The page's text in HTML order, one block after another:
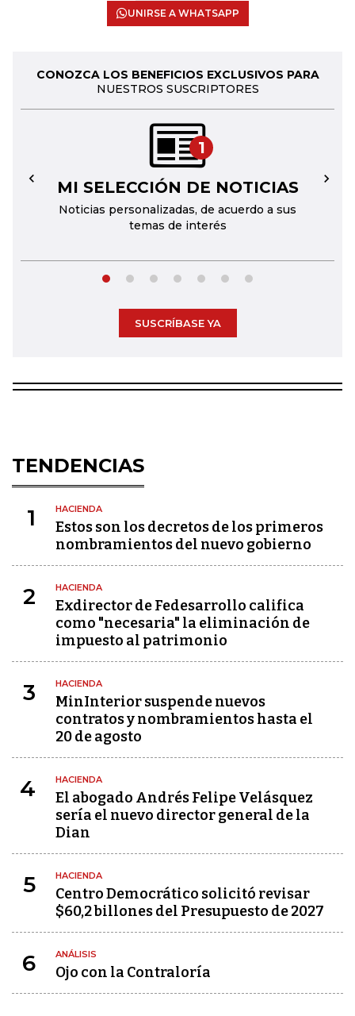
UNIRSE A WHATSAPP
CONOZCA LOS BENEFICIOS EXCLUSIVOS PARA
NUESTROS SUSCRIPTORES
1
MI SELECCIÓN DE NOTICIAS
Noticias personalizadas, de acuerdo a sus
temas de interés
← →
SUSCRÍBASE YA
TENDENCIAS
1 HACIENDA
Estos son los decretos de los primeros
nombramientos del nuevo gobierno
2 HACIENDA
Exdirector de Fedesarrollo califica
como "necesaria" la eliminación de
impuesto al patrimonio
3 HACIENDA
MinInterior suspende nuevos
contratos y nombramientos hasta el
20 de agosto
4 HACIENDA
El abogado Andrés Felipe Velásquez
sería el nuevo director general de la
Dian
5 HACIENDA
Centro Democrático solicitó revisar
$60,2 billones del Presupuesto de 2027
6 ANÁLISIS
Ojo con la Contraloría